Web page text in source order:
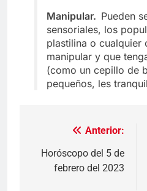
Manipular. Pueden
sensoriales, los
plastilina o cualquier
manipular y que
(como un cepillo de
pequeños, les
Navegación
de
Anterior:
Horóscopo del 5 de
febrero del 2023